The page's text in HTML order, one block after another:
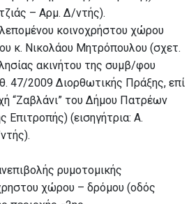
– Αρμ. Δ/ντής).
κοινοχρήστου χώρου
κ. Νικολάου Μητρόπουλου (σχετ.
ακινήτου της συμβ/φου
47/2009 Διορθωτικής Πράξης, επί
“Ζαβλάνι” του Δήμου Πατρέων
(εισηγήτρια: Α.
ρυμοτομικής
χώρου – δρόμου (οδός